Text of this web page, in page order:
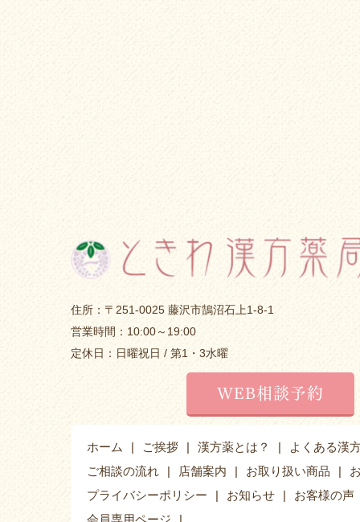
住所：〒251-0025 藤沢市鵠沼石上1-8-1
営業時間：10:00～19:00
定休日：日曜祝日 / 第1・3水曜
WEB相談予約
ホーム ご挨拶 漢方薬とは？
よくある漢
ご相談の流れ
店舗案内 お取り扱い商品
プライバシーポリシー
お知らせ
お客様の声